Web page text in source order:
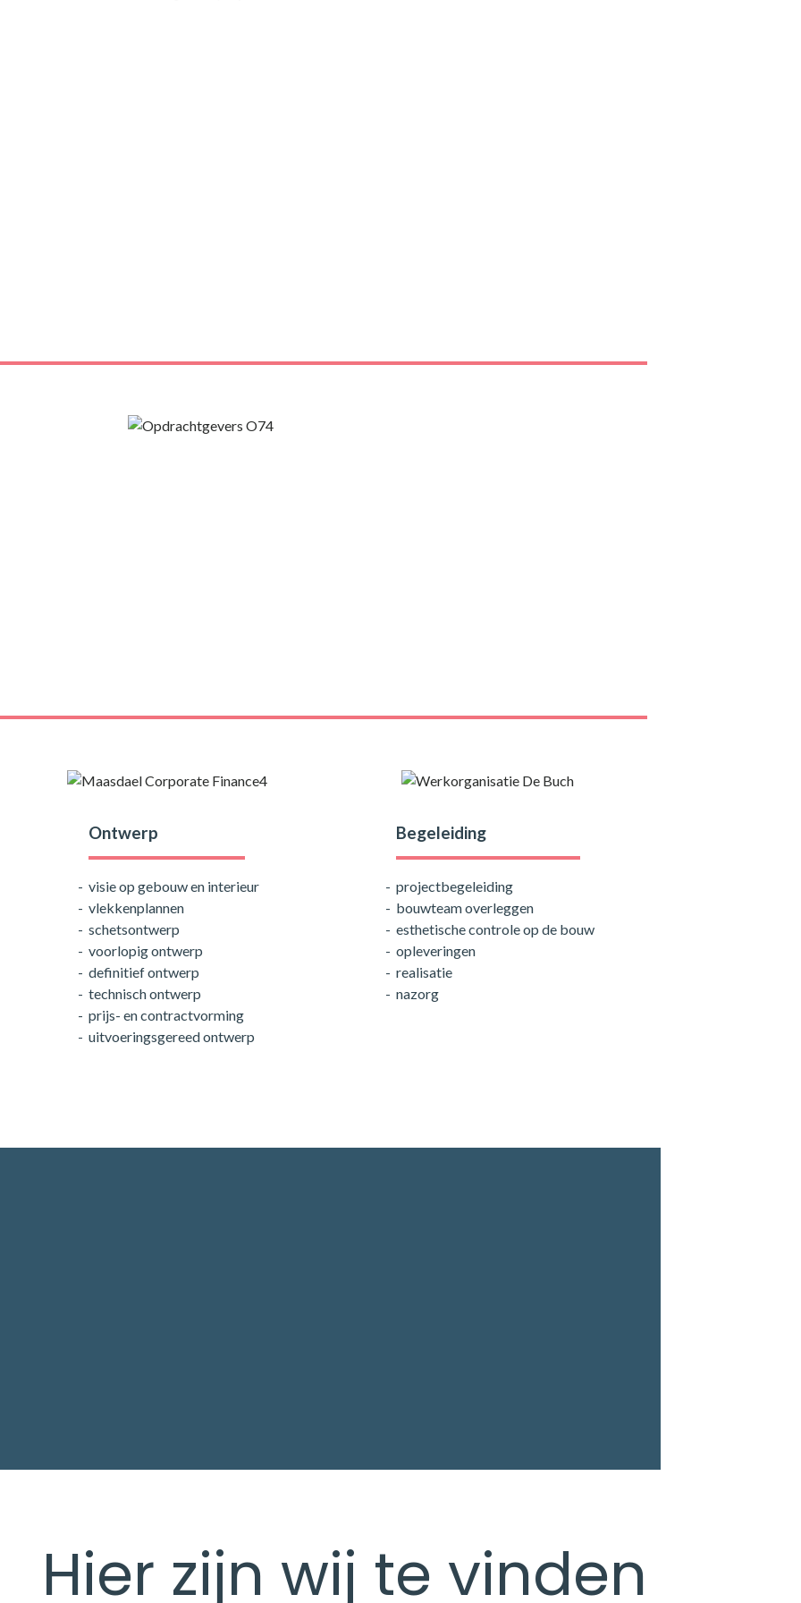
Ontwerp
visie op gebouw en interieur
vlekkenplannen
schetsontwerp
voorlopig ontwerp
definitief ontwerp
technisch ontwerp
prijs- en contractvorming
uitvoeringsgereed ontwerp
Begeleiding
projectbegeleiding
bouwteam overleggen
esthetische controle op de bouw
opleveringen
realisatie
nazorg
Hier zijn wij te vinden